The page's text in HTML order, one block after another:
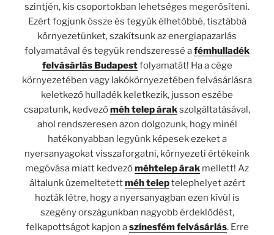
szintjén, kis csoportokban lehetséges megerősíteni.
Ezért fogjunk össze és tegyük élhetőbbé, tisztábbá
környezetünket, szakítsunk az energiapazarlás
folyamatával és tegyük rendszeressé afémhulladék
felvásárlás Budapestfolyamatát! Ha a cége
környezetében vagy lakókörnyezetében felvásárlásra
keletkező hulladék keletkezik, jusson eszébe
csapatunk, kedvezőméh telep árakszolgáltatásával,
ahol rendszeresen azon dolgozunk, hogy minél
hatékonyabban legyünk képesek ezeket a
nyersanyagokat visszaforgatni, környezeti értékeink
megóvása miatt kedvezőméhtelep árak mellett! Az
általunk üzemeltetettméh teleptelephelyet azért
hozták létre, hogy a nyersanyagban ezen kívül is
szegény országunkban nagyobb érdeklődést,
felkapottságot kapjon aszínesfém felvásárlás. Erre